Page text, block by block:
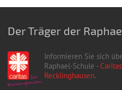
Der Träger der
Informieren Sie sich
Raphael-Schule -
Recklinghausen.